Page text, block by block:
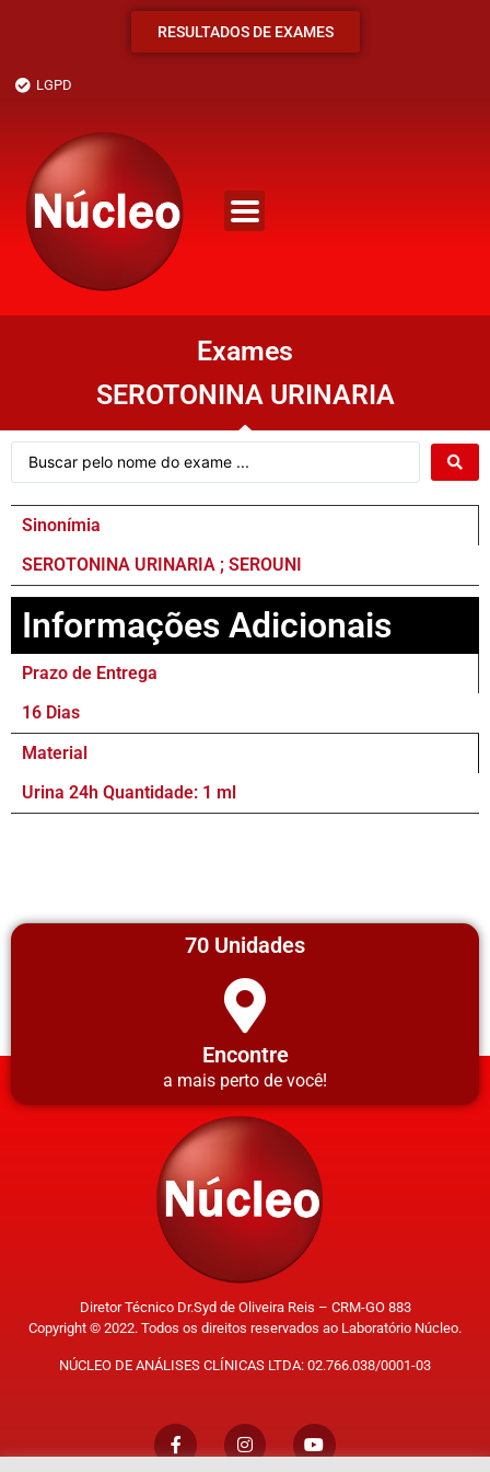
RESULTADOS DE EXAMES
LGPD
Exames
SEROTONINA URINARIA
Sinonímia
SEROTONINA URINARIA ; SEROUNI
Informações Adicionais
Prazo de Entrega
16 Dias
Material
Urina 24h Quantidade: 1 ml
70 Unidades
Encontre
a mais perto de você!
Diretor Técnico Dr.Syd de Oliveira Reis – CRM-GO 883
Copyright © 2022. Todos os direitos reservados ao Laboratório Núcleo.
NÚCLEO DE ANÁLISES CLÍNICAS LTDA: 02.766.038/0001-03